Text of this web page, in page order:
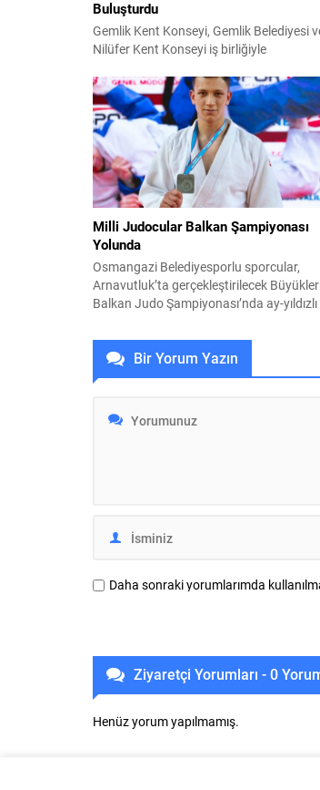
Buluşturdu
Gemlik Kent Konseyi, Gemlik Belediyesi
Nilüfer Kent Konseyi iş birliğiyle
Çatışması, Umurbey Poligon Alanı’nda
gençlerin yoğun katılımıyla
gerçekleştirildi. Gemlik Kent Konseyi
Gençlik Meclisi ile Nilüfer Kent Konseyi
Gençlik Meclisi’nin ortaklaşa organize
ettiği etkinlik, hafta sonu boyunca
gençlere unutulmaz anlar yaşattı.
Atölyelerden seminerlere, yarışmalardan
gece doğa...
Milli Judocular Balkan Şampiyonası
Yolunda
Osmangazi Belediyesporlu sporcular,
Arnavutluk’ta gerçekleştirilecek Büyükler
Balkan Judo Şampiyonası’nda ay-yıldızlı
Belediyespor’un başarılı judocuları,
uluslararası arenada Türk bayrağını
gururla dalgalandırmak için tatamiye
Arnavutluk’un başkenti Tiran’da
düzenlenecek Büyükler Balkan Judo
Bir Yorum Yazın
Daha sonraki yorumlarımda
Ziyaretçi Yorumları - 0
Henüz yorum yapılmamış.